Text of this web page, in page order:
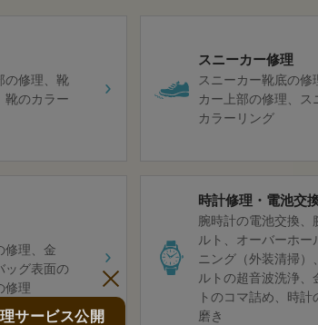
サービス公開
の修理
靴
靴のカラー
スニーカー修理
スニーカー靴底の修
カー上部の修理
ス
カラーリング
修理
金
ッグ表面の
修理
時計修理・電池交
腕時計の電池交換
ルト
オーバーホー
ニング（外装清掃）
ルトの超音波洗浄
トのコマ詰め
時計
磨き